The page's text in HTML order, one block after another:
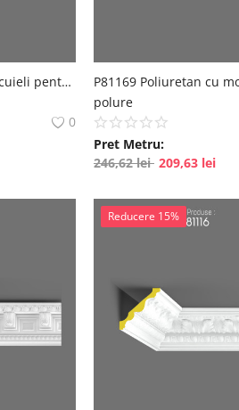
P81166 Tipuri de tencuieli pentru perete din poliuretan cu modele Formă pentru ipsos Echivalent
0
polure
Pret Metru:
246,62lei 209,63 lei
Reducere 15%